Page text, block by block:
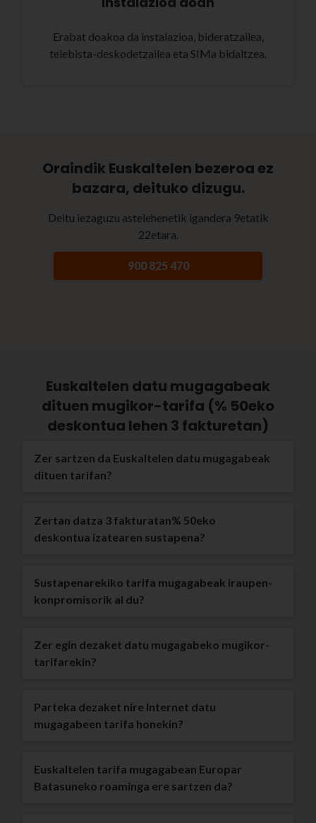
Erabat doakoa da instalazioa, bideratzailea,
telebista-deskodetzailea eta SIMa bidaltzea.
Oraindik Euskaltelen bezeroa ez
bazara, deituko dizugu.
Deitu iezaguzu astelehenetik igandera 9etatik
22etara.
900 825 470
Euskaltelen datu mugagabeak
dituen mugikor-tarifa (% 50eko
deskontua lehen 3 fakturetan)
Zer sartzen da Euskaltelen datu mugagabeak
dituen tarifan?
Zertan datza 3 fakturatan% 50eko
deskontua izatearen sustapena?
Sustapenarekiko tarifa mugagabeak iraupen-
konpromisorik al du?
Zer egin dezaket datu mugagabeko mugikor-
tarifarekin?
Parteka dezaket nire Internet datu
mugagabeen tarifa honekin?
Euskaltelen tarifa mugagabean Europar
Batasuneko roaminga ere sartzen da?